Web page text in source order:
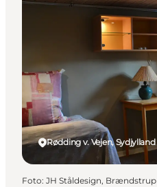
Rødding v. Vejen, Sydjylland
Foto: JH Ståldesign, Brændstrup